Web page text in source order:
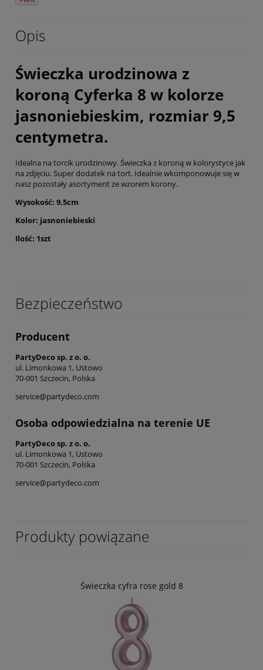
Opis
Świeczka urodzinowa z
koroną Cyferka 8 w kolorze
jasnoniebieskim, rozmiar 9,5
centymetra.
Idealna na torcik urodzinowy. Świeczka z koroną w kolorystyce jak
na zdjęciu. Super dodatek na tort. Idealnie wkomponowuje się w
nasz pozostały asortyment ze wzorem korony.
Wysokość: 9,5cm
Kolor: jasnoniebieski
Ilość: 1szt
Bezpieczeństwo
Producent
PartyDeco sp. z o. o.
ul. Limonkowa 1, Ustowo
70-001 Szczecin, Polska
service@partydeco.com
Osoba odpowiedzialna na terenie UE
PartyDeco sp. z o. o.
ul. Limonkowa 1, Ustowo
70-001 Szczecin, Polska
service@partydeco.com
Produkty powiązane
Świeczka cyfra rose gold 8